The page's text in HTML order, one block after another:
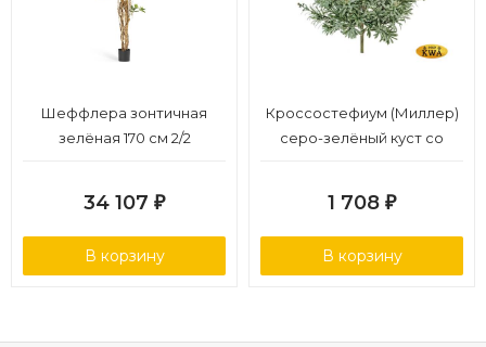
Шеффлера зонтичная
зелёная 170 см 2/2
34 107 ₽
В корзину
Кроссостефиум (Миллер)
серо-зелёный куст со
1 708 ₽
В корзину